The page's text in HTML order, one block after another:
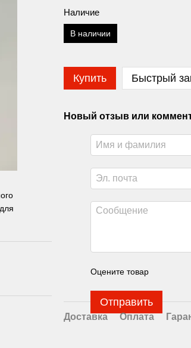
Наличие
В наличии
Купить Быстрый
Новый отзыв или
Оцените товар
Отправить
Доставка Оплата